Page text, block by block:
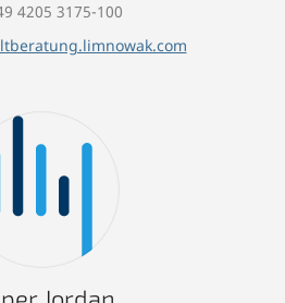
4205 3175-100